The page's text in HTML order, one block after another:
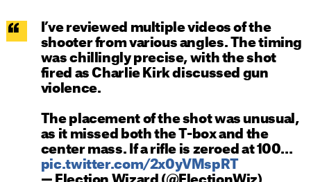
I’ve reviewed multiple videos of the
shooter from various angles. The timing
was chillingly precise, with the shot
fired as Charlie Kirk discussed gun
violence.
The placement of the shot was unusual,
as it missed both the T-box and the
center mass. If a rifle is zeroed at 100…
pic.twitter.com/2x0yVMspRT